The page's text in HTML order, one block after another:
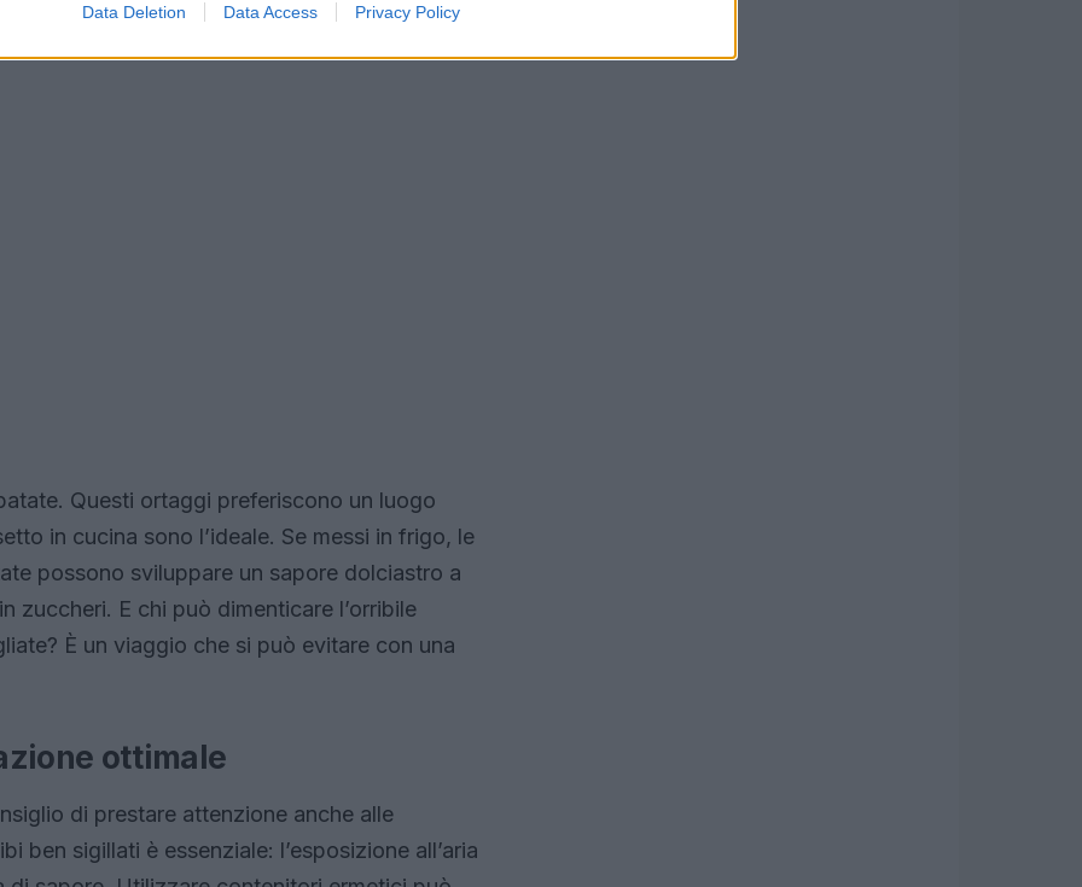
Data Deletion Data Access Privacy Policy
Questi ortaggi preferiscono un luogo
in cucina sono l’ideale. Se messi in frigo, le
possono sviluppare un sapore dolciastro a
zuccheri. E chi può dimenticare l’orribile
È un viaggio che si può evitare con una
ottimale
di prestare attenzione anche alle
ben sigillati è essenziale: l’esposizione all’aria